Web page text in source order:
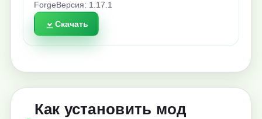
Forge Версия: 1.17.1
Скачать
Как установить мод